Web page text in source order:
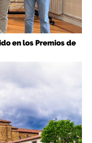
en los Premios de